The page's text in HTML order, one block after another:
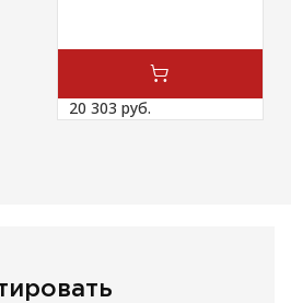
20 303 руб.